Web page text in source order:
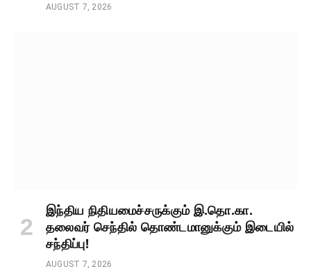
AUGUST 7, 2026
இந்திய நிதியமைச்சருக்கும் இ.தொ.கா.
தலைவர் செந்தில் தொண்டமானுக்கும் இடையில்
சந்திப்பு!
AUGUST 7, 2026